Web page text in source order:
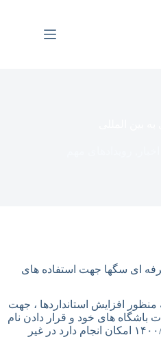
ای سگها جهت استفاده های
افزایش استانداردها ، جهت
باشگاه های خود و قرار دادن نام
کنل در FCI حداکثر تا پایان ۱۴۰۰/۰۹/۰۱ امکان انجام دارد در غیر